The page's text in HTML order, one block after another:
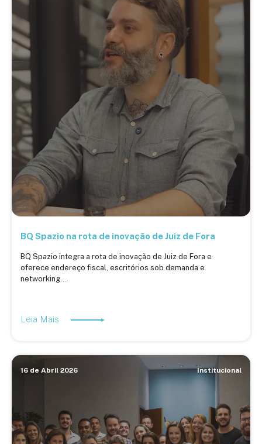
BQ Spazio na rota de inovação de Juiz de Fora
BQ Spazio integra a rota de inovação de Juiz de Fora e
oferece endereço fiscal, escritórios sob demanda e
networking...
Leia Mais
16 de Abril 2026 Institucional